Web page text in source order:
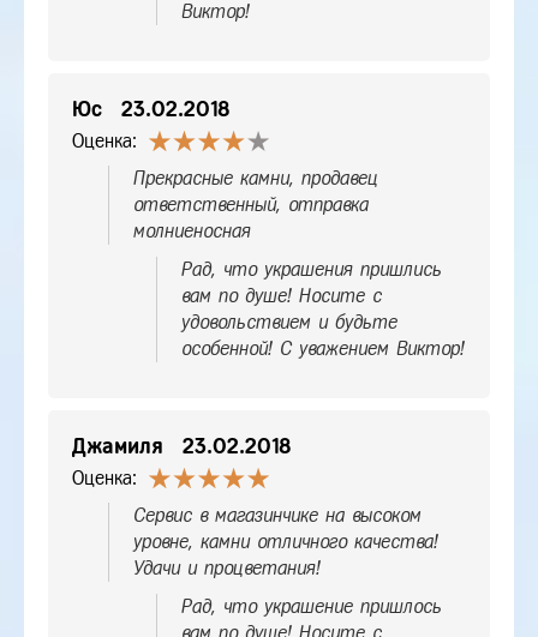
Виктор!
Юс 23.02.2018
Оценка:
Прекрасные камни, продавец
ответственный, отправка
молниеносная
Рад, что украшения пришлись
вам по душе! Носите с
удовольствием и будьте
особенной! С уважением Виктор!
Джамиля 23.02.2018
Оценка:
Сервис в магазинчике на высоком
уровне, камни отличного качества!
Удачи и процветания!
Рад, что украшение пришлось
вам по душе! Носите с